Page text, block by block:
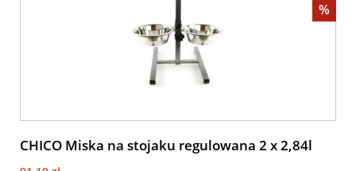
%
CHICO Miska na stojaku regulowana 2 x 2,84l